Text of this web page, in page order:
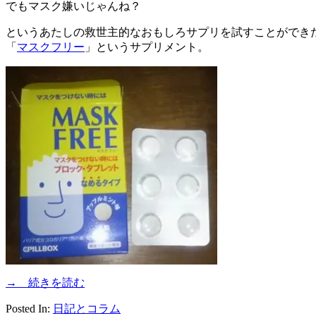
でもマスク嫌いじゃんね？
というあたしの救世主的なおもしろサプリを試すことができ
「 マスクフリー 」というサプリメント。
→ 続きを読む
Posted In: 日記とコラム